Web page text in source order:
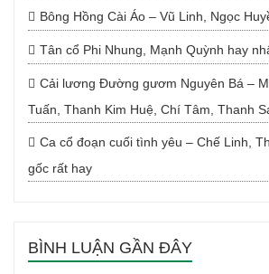
Bông Hồng Cài Áo – Vũ Linh, Ngọc
Tân cổ Phi Nhung, Mạnh Quỳnh hay
Cải lương Đường gươm Nguyên Bá –
Tuấn, Thanh Kim Huệ, Chí Tâm, Thanh
Ca cổ đoạn cuối tình yêu – Chế Linh,
gốc rất hay
BÌNH LUẬN GẦN ĐÂY